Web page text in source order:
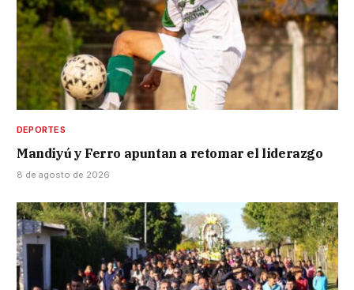
DEPORTES
Mandiyú y Ferro apuntan a retomar el liderazgo
8 de agosto de 2026